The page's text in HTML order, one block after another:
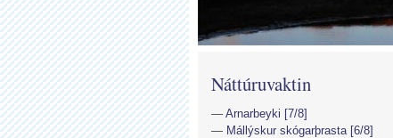
Náttúruvaktin
Arnarbeyki [7/8]
Mállýskur skógarþrasta [6/8]